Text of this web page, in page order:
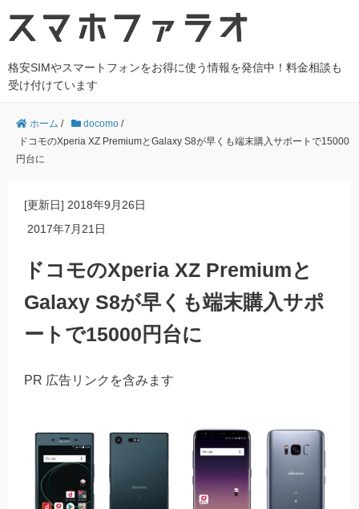
格安SIMやスマートフォンをお得に使う情報を発信中！料金相談も
受け付けています
ホーム / docomo /
ドコモのXperia XZ PremiumとGalaxy S8が早くも端末購入サポートで15000
円台に
[更新日] 2018年9月26日
2017年7月21日
ドコモのXperia XZ Premiumと
Galaxy S8が早くも端末購入サポ
ートで15000円台に
PR 広告リンクを含みます